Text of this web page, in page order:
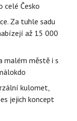
celé Česko
Za tuhle sadu
až 15 000
malém městě i s
kulomet,
jejich koncept